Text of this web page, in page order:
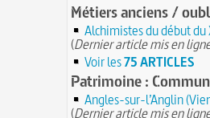
Métiers anciens /
Alchimistes du début
(Dernier article mis en
Voir les75 ARTICLES
Patrimoine :
Angles-sur-l’Anglin
(Dernier article mis en